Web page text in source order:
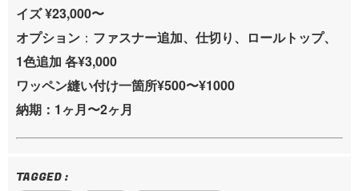
イズ ¥23,000〜
オプション ： ファスナー追加、仕切り、ロールトップ、
1色追加 各¥3,000
ワッペン縫い付け一箇所¥500〜¥1000
納期：1ヶ月〜2ヶ月
TAGGED :